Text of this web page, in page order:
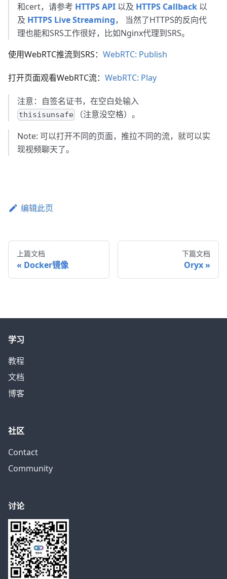
和cert，请参考 HTTPS API 以及 HTTPS Callback 以
及 HTTPS Live Streaming， 当然了HTTPS的反向代
理也能和SRS工作很好，比如Nginx代理到SRS。
使用WebRTC推流到SRS： WebRTC: Publish
打开页面观看WebRTC流： WebRTC: Play
注意：自签名证书，在空白处输入
thisisunsafe
（注意没空格）。
Note: 可以打开不同的页面，推拉不同的流，就可以实
现视频聊天了。
编辑此页
上篇文档
Docker镜像
下篇文档
Oryx
学习
教程
文档
博客
社区
Contact
Community
讨论